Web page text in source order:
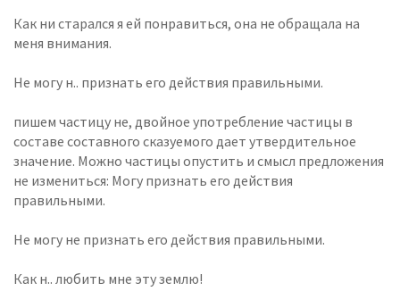
Как ни старался я ей понравиться, она не обращала на
меня внимания.
Не могу н.. признать его действия правильными.
пишем частицу не, двойное употребление частицы в
составе составного сказуемого дает утвердительное
значение. Можно частицы опустить и смысл предложения
не измениться: Могу признать его действия
правильными.
Не могу не признать его действия правильными.
Как н.. любить мне эту землю!